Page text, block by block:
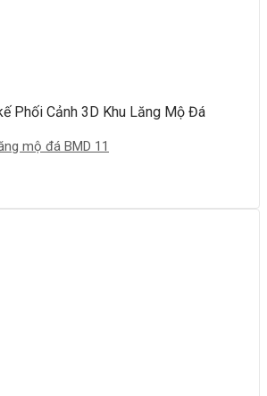
Phối Cảnh 3D Khu Lăng Mộ Đá
mộ đá BMD 11